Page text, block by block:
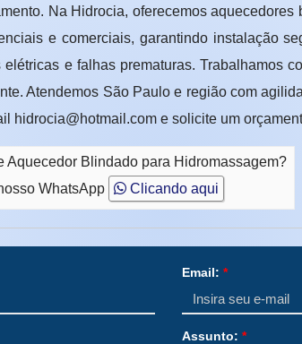
Na Hidrocia, oferecemos aquecedores
e comerciais, garantindo instalação
e falhas prematuras. Trabalhamos
Atendemos São Paulo e região com
hidrocia@hotmail.com e solicite um
Aquecedor Blindado para Hidromassagem?
WhatsApp Clicando aqui
Email: *
Assunto: *